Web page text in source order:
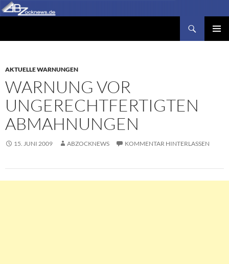
Zum
Inhalt
AKTUELLE WARNUNGEN
WARNUNG VOR
UNGERECHTFERTIGTEN
ABMAHNUNGEN
15. JUNI 2009 ABZOCKNEWS KOMMENTAR HINTERLASSEN